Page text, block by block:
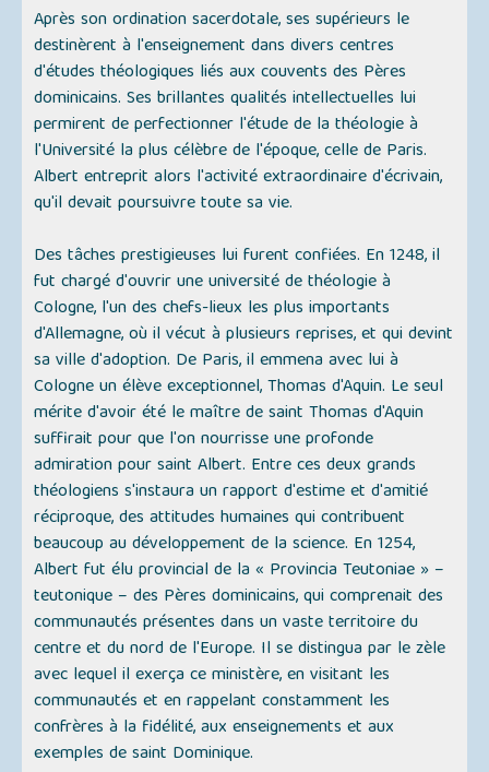
Après son ordination sacerdotale, ses supérieurs le
destinèrent à l'enseignement dans divers centres
d'études théologiques liés aux couvents des Pères
dominicains. Ses brillantes qualités intellectuelles lui
permirent de perfectionner l'étude de la théologie à
l'Université la plus célèbre de l'époque, celle de Paris.
Albert entreprit alors l'activité extraordinaire d'écrivain,
qu'il devait poursuivre toute sa vie.
Des tâches prestigieuses lui furent confiées. En 1248, il
fut chargé d'ouvrir une université de théologie à
Cologne, l'un des chefs-lieux les plus importants
d'Allemagne, où il vécut à plusieurs reprises, et qui devint
sa ville d'adoption. De Paris, il emmena avec lui à
Cologne un élève exceptionnel, Thomas d'Aquin. Le seul
mérite d'avoir été le maître de saint Thomas d'Aquin
suffirait pour que l'on nourrisse une profonde
admiration pour saint Albert. Entre ces deux grands
théologiens s'instaura un rapport d'estime et d'amitié
réciproque, des attitudes humaines qui contribuent
beaucoup au développement de la science. En 1254,
Albert fut élu provincial de la « Provincia Teutoniae » –
teutonique – des Pères dominicains, qui comprenait des
communautés présentes dans un vaste territoire du
centre et du nord de l'Europe. Il se distingua par le zèle
avec lequel il exerça ce ministère, en visitant les
communautés et en rappelant constamment les
confrères à la fidélité, aux enseignements et aux
exemples de saint Dominique.